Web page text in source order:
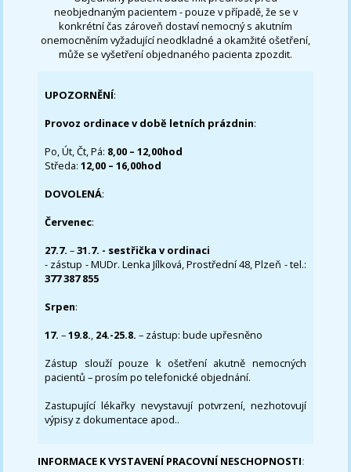
neobjednaným pacientem - pouze v případě, že se v
konkrétní čas zároveň dostaví nemocný s akutním
onemocněním vyžadující neodkladné a okamžité ošetření,
může se vyšetření objednaného pacienta zpozdit.
UPOZORNĚNÍ:
Provoz ordinace v době letních prázdnin:
Po, Út, Čt, Pá: 8,00 – 12,00hod
Středa:12,00 – 16,00hod
DOVOLENÁ:
Červenec:
27.7.–31.7. - sestřička v ordinaci
- zástup - MUDr. Lenka Jílková, Prostřední 48, Plzeň - tel.:
377 387 855
Srpen:
17. –19.8., 24.-25.8. – zástup: bude upřesněno
Zástup slouží pouze k ošetření akutně nemocných
pacientů – prosím po telefonické objednání.
Zastupující lékařky nevystavují potvrzení, nezhotovují
výpisy z dokumentace apod..
INFORMACE K VYSTAVENÍ PRACOVNÍ NESCHOPNOSTI: